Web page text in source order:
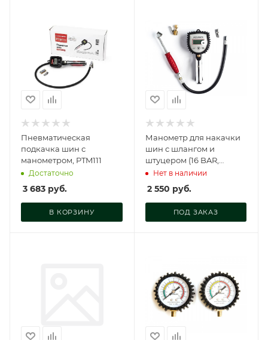
Пневматическая
подкачка шин с
манометром, PTM111
Достаточно
3 683 руб.
В КОРЗИНУ
Манометр для накачки
шин с шлангом и
штуцером (16 BAR,
цифровой дисплей),
Нет в наличии
2 550 руб.
ПОД ЗАКАЗ